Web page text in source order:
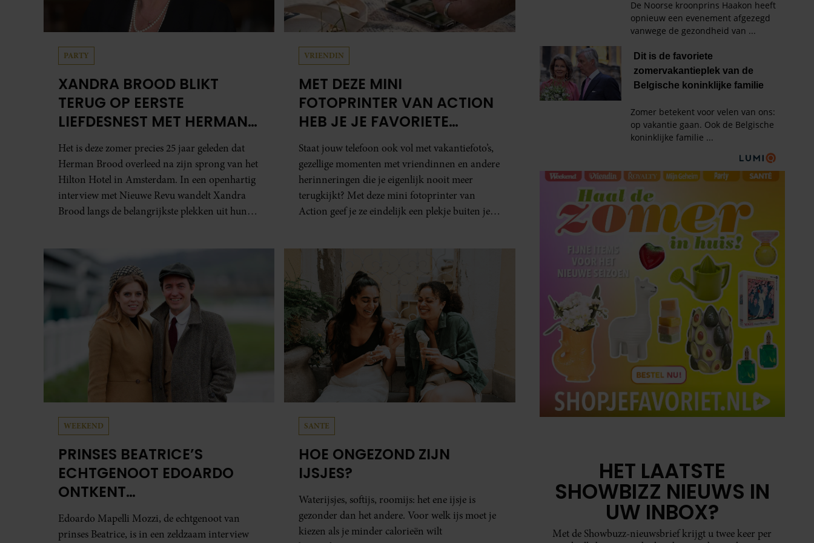
PARTY
XANDRA BROOD BLIKT
TERUG OP EERSTE
LIEFDESNEST MET HERMAN
BROOD: “HIER IS LOLA
GEBOREN”
Het is deze zomer precies 25 jaar geleden dat
Herman Brood overleed na zijn sprong van het
Hilton Hotel in Amsterdam. In een openhartig
interview met Nieuwe Revu wandelt Xandra
Brood langs de belangrijkste plekken uit hun
aan herinneringen op. Daar begon hun leven
samen en werd dochter Lola geboren.
VRIENDIN
MET DEZE MINI
FOTOPRINTER VAN ACTION
HEB JE JE FAVORIETE
FOTO’S BINNEN ÉÉN MINUUT
IN HANDEN
Staat jouw telefoon ook vol met vakantiefoto’s,
gezellige momenten met vriendinnen en andere
herinneringen die je eigenlijk nooit meer
terugkijkt? Met deze mini fotoprinter van
Action geef je ze eindelijk een plekje buiten je
WEEKEND
PRINSES BEATRICE’S
ECHTGENOOT EDOARDO
ONTKENT
HUWELIJKSPROBLEMEN
Edoardo Mapelli Mozzi, de echtgenoot van
prinses Beatrice, is in een zeldzaam interview
SANTE
HOE ONGEZOND ZIJN
IJSJES?
Waterijsjes, softijs, roomijs: het ene ijsje is
gezonder dan het andere. Voor welk ijs moet je
kiezen als je minder calorieën wilt
HET LAATSTE
SHOWBIZZ NIEUWS IN
UW INBOX?
Met de Showbuzz-nieuwsbrief krijgt u twee keer per